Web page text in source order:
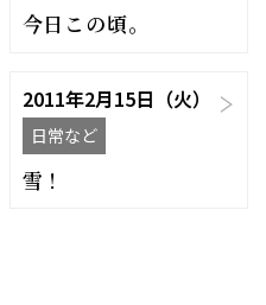
今日この頃。
2011年2月15日（火）
日常など
雪！